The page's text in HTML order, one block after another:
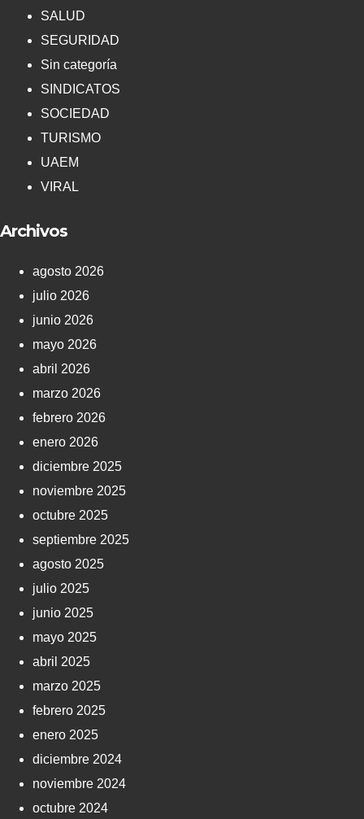
SALUD
SEGURIDAD
Sin categoría
SINDICATOS
SOCIEDAD
TURISMO
UAEM
VIRAL
Archivos
agosto 2026
julio 2026
junio 2026
mayo 2026
abril 2026
marzo 2026
febrero 2026
enero 2026
diciembre 2025
noviembre 2025
octubre 2025
septiembre 2025
agosto 2025
julio 2025
junio 2025
mayo 2025
abril 2025
marzo 2025
febrero 2025
enero 2025
diciembre 2024
noviembre 2024
octubre 2024